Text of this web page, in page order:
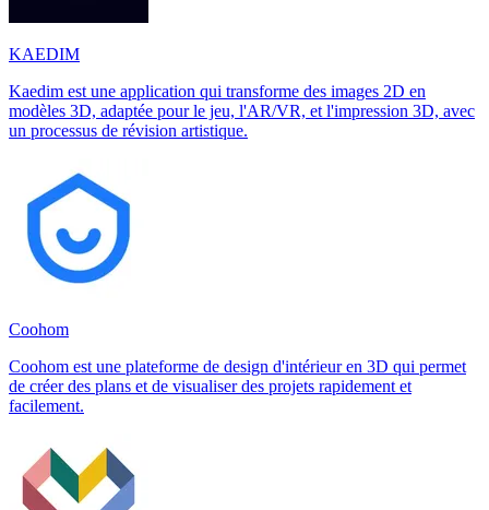
KAEDIM
Kaedim est une application qui transforme des images 2D en
modèles 3D, adaptée pour le jeu, l'AR/VR, et l'impression 3D, avec
un processus de révision artistique.
Coohom
Coohom est une plateforme de design d'intérieur en 3D qui permet
de créer des plans et de visualiser des projets rapidement et
facilement.